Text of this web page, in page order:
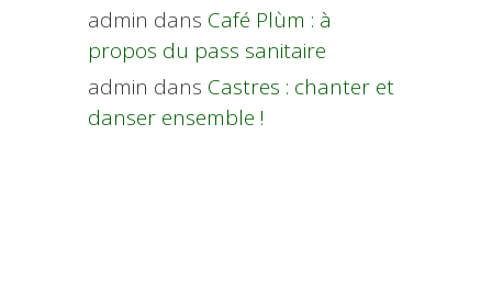
admin dans Café Plùm : à
propos du pass sanitaire
admin dans Castres : chanter et
danser ensemble !